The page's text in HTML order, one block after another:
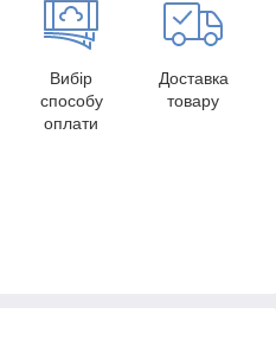
Вибір
способу
оплати
Доставка
товару